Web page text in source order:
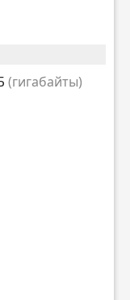
(гигабайты)